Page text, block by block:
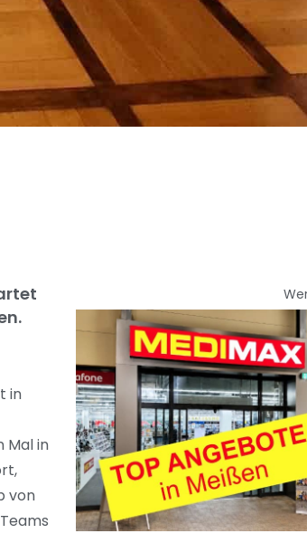
in
Mal in
von